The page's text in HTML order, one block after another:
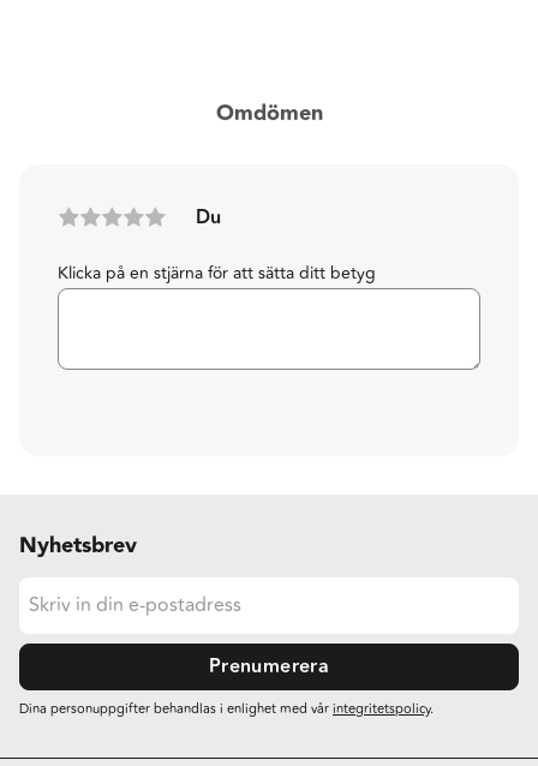
Omdömen
Du
Klicka på en stjärna för att sätta ditt betyg
Nyhetsbrev
Prenumerera
Dina personuppgifter behandlas i enlighet med vårintegritetspolicy.